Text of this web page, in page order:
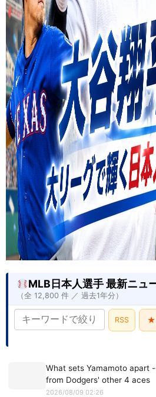
MLB日本人選手 最新ニュ
（全 12,800 件 ／ 過去1年分）
★
RSS
What sets Yamamoto apart
from Dodgers' other 4 aces
2026/08/09 02:26